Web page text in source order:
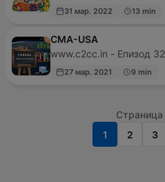
31 мар. 2022 13 min
CMA-USA
www.c2cc.in - Епизод 32
27 мар. 2021 9 min
Страница
1
2 3